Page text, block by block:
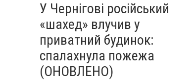
У Чернігові російський
«шахед» влучив у
приватний будинок:
спалахнула пожежа
(ОНОВЛЕНО)